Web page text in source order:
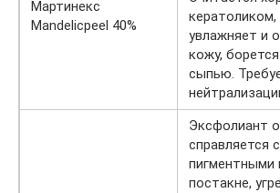
Мартинекс
Mandelicpeel 40%
кератоликом,
увлажняет и
кожу,
сыпью.
Эксфолиант
справляется с
пигментными
постакне,